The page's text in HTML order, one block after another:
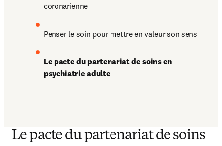
coronarienne
Penser le soin pour mettre en valeur son sens
Le pacte du partenariat de soins en
psychiatrie adulte
Le pacte du partenariat de soins